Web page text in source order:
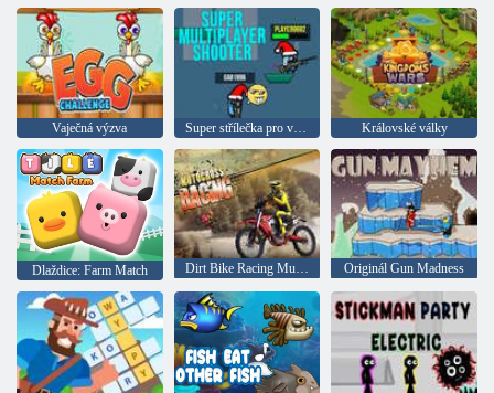
Vaječná výzva Super střílečka pro více hráčů Královské války
Dlaždice: Farm Match Dirt Bike Racing Multiplayer Originál Gun Madness